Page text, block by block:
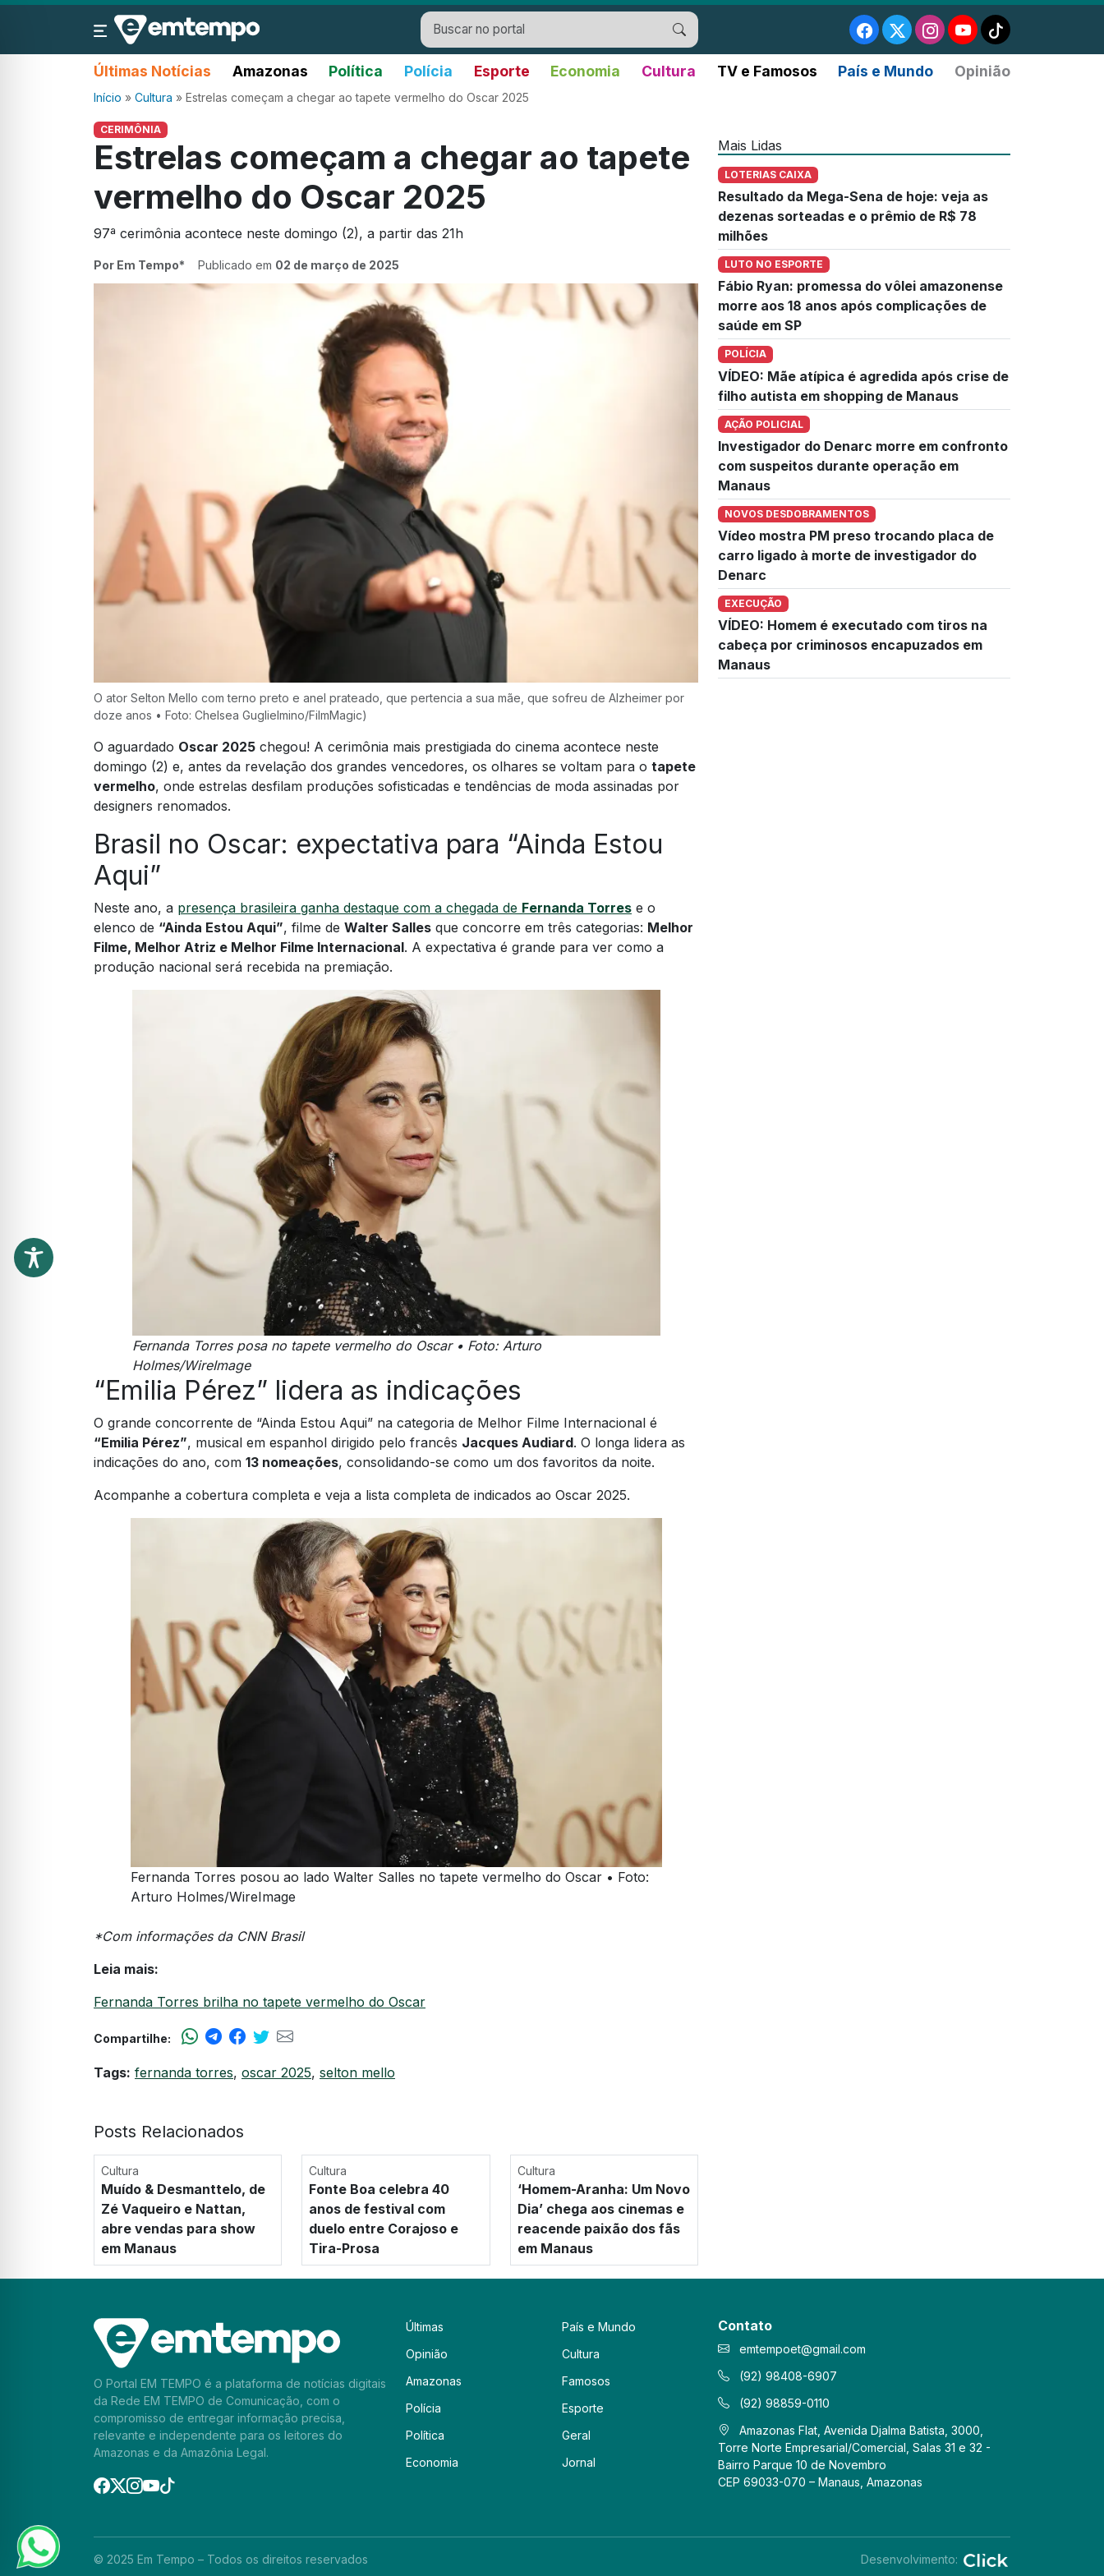
Últimas Notícias Amazonas Política Polícia Esporte Economia Cultura TV e Famosos País e Mundo Opinião
Início » Cultura » Estrelas começam a chegar ao tapete vermelho do Oscar 2025
CERIMÔNIA
Estrelas começam a chegar ao tapete
vermelho do Oscar 2025
97ª cerimônia acontece neste domingo (2), a partir das 21h
Por Em Tempo* Publicado em 02 de março de 2025
O ator Selton Mello com terno preto e anel prateado, que pertencia a sua mãe, que sofreu de Alzheimer por
doze anos • Foto: Chelsea Guglielmino/FilmMagic)
O aguardado Oscar 2025 chegou! A cerimônia mais prestigiada do cinema acontece neste
domingo (2) e, antes da revelação dos grandes vencedores, os olhares se voltam para o tapete
vermelho, onde estrelas desfilam produções sofisticadas e tendências de moda assinadas por
designers renomados.
Brasil no Oscar: expectativa para “Ainda Estou
Aqui”
Neste ano, a presença brasileira ganha destaque com a chegada de Fernanda Torres e o
elenco de “Ainda Estou Aqui”, filme de Walter Salles que concorre em três categorias: Melhor
Filme, Melhor Atriz e Melhor Filme Internacional. A expectativa é grande para ver como a
produção nacional será recebida na premiação.
Fernanda Torres posa no tapete vermelho do Oscar • Foto: Arturo
Holmes/WireImage
“Emilia Pérez” lidera as indicações
O grande concorrente de “Ainda Estou Aqui” na categoria de Melhor Filme Internacional é
“Emilia Pérez”, musical em espanhol dirigido pelo francês Jacques Audiard. O longa lidera as
indicações do ano, com 13 nomeações, consolidando-se como um dos favoritos da noite.
Acompanhe a cobertura completa e veja a lista completa de indicados ao Oscar 2025.
Fernanda Torres posou ao lado Walter Salles no tapete vermelho do Oscar • Foto:
Arturo Holmes/WireImage
*Com informações da CNN Brasil
Leia mais:
Fernanda Torres brilha no tapete vermelho do Oscar
Compartilhe:
Tags: fernanda torres, oscar 2025, selton mello
Posts Relacionados
Cultura
Muído & Desmanttelo, de
Zé Vaqueiro e Nattan,
abre vendas para show
em Manaus
Cultura
Fonte Boa celebra 40
anos de festival com
duelo entre Corajoso e
Tira-Prosa
Cultura
‘Homem-Aranha: Um Novo
Dia’ chega aos cinemas e
reacende paixão dos fãs
em Manaus
Mais Lidas
LOTERIAS CAIXA
Resultado da Mega-Sena de hoje: veja as
dezenas sorteadas e o prêmio de R$ 78
milhões
LUTO NO ESPORTE
Fábio Ryan: promessa do vôlei amazonense
morre aos 18 anos após complicações de
saúde em SP
POLÍCIA
VÍDEO: Mãe atípica é agredida após crise de
filho autista em shopping de Manaus
AÇÃO POLICIAL
Investigador do Denarc morre em confronto
com suspeitos durante operação em
Manaus
NOVOS DESDOBRAMENTOS
Vídeo mostra PM preso trocando placa de
carro ligado à morte de investigador do
Denarc
EXECUÇÃO
VÍDEO: Homem é executado com tiros na
cabeça por criminosos encapuzados em
Manaus
O Portal EM TEMPO é a plataforma de notícias digitais
da Rede EM TEMPO de Comunicação, com o
compromisso de entregar informação precisa,
relevante e independente para os leitores do
Amazonas e da Amazônia Legal.
Últimas
Opinião
Amazonas
Polícia
Política
Economia
País e Mundo
Cultura
Famosos
Esporte
Geral
Jornal
Contato
emtempoet@gmail.com
(92) 98408-6907
(92) 98859-0110
Amazonas Flat, Avenida Djalma Batista, 3000,
Torre Norte Empresarial/Comercial, Salas 31 e 32 -
Bairro Parque 10 de Novembro
CEP 69033-070 – Manaus, Amazonas
© 2025 Em Tempo – Todos os direitos reservados Desenvolvimento: